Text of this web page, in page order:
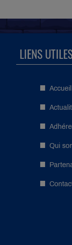
LIENS
Accueil
Qui